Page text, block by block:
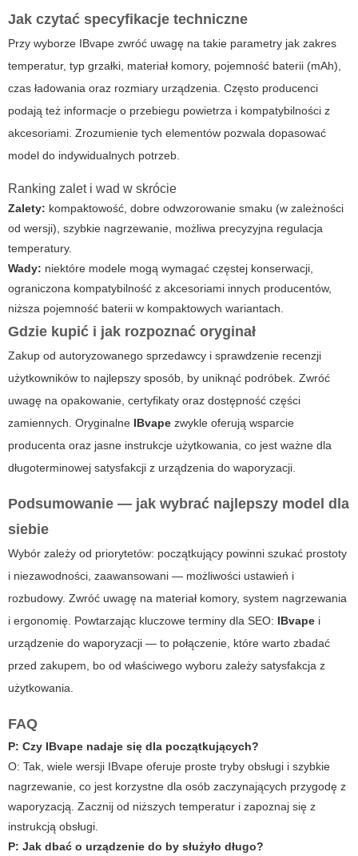
Jak czytać specyfikacje techniczne
Przy wyborze IBvape zwróć uwagę na takie parametry jak zakres
temperatur, typ grzałki, materiał komory, pojemność baterii (mAh),
czas ładowania oraz rozmiary urządzenia. Często producenci
podają też informacje o przebiegu powietrza i kompatybilności z
akcesoriami. Zrozumienie tych elementów pozwala dopasować
model do indywidualnych potrzeb.
Ranking zalet i wad w skrócie
Zalety: kompaktowość, dobre odwzorowanie smaku (w zależności
od wersji), szybkie nagrzewanie, możliwa precyzyjna regulacja
temperatury.
Wady: niektóre modele mogą wymagać częstej konserwacji,
ograniczona kompatybilność z akcesoriami innych producentów,
niższa pojemność baterii w kompaktowych wariantach.
Gdzie kupić i jak rozpoznać oryginał
Zakup od autoryzowanego sprzedawcy i sprawdzenie recenzji
użytkowników to najlepszy sposób, by uniknąć podróbek. Zwróć
uwagę na opakowanie, certyfikaty oraz dostępność części
zamiennych. Oryginalne IBvape zwykle oferują wsparcie
producenta oraz jasne instrukcje użytkowania, co jest ważne dla
długoterminowej satysfakcji z urządzenia do waporyzacji.
Podsumowanie — jak wybrać najlepszy model dla
siebie
Wybór zależy od priorytetów: początkujący powinni szukać prostoty
i niezawodności, zaawansowani — możliwości ustawień i
rozbudowy. Zwróć uwagę na materiał komory, system nagrzewania
i ergonomię. Powtarzając kluczowe terminy dla SEO: IBvape i
urządzenie do waporyzacji — to połączenie, które warto zbadać
przed zakupem, bo od właściwego wyboru zależy satysfakcja z
użytkowania.
FAQ
P: Czy IBvape nadaje się dla początkujących?
O: Tak, wiele wersji IBvape oferuje proste tryby obsługi i szybkie
nagrzewanie, co jest korzystne dla osób zaczynających przygodę z
waporyzacją. Zacznij od niższych temperatur i zapoznaj się z
instrukcją obsługi.
P: Jak dbać o urządzenie do by służyło długo?